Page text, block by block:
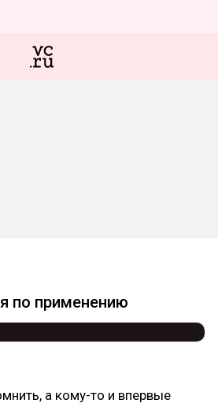
по применению
а кому-то и впервые